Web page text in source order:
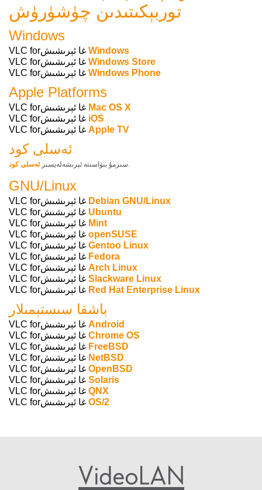
توربېكىتىدىن چۈشۈرۈش
Windows
Windows
Windows Store
Windows Phone
Apple Platforms
Mac OS X
iOS
Apple TV
ئەسلى كود
سىزمۇ بىۋاسىتە ئېرىشەلەيسىزئەسلى كود .
GNU/Linux
Debian GNU/Linux
Ubuntu
Mint
openSUSE
Gentoo Linux
Fedora
Arch Linux
Slackware Linux
Red Hat Enterprise Linux
باشقا سىستېمىلار
Android
Chrome OS
FreeBSD
NetBSD
OpenBSD
Solaris
QNX
OS/2